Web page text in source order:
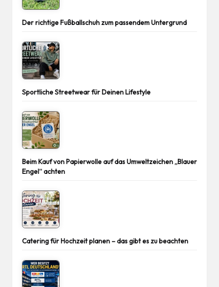
Der richtige Fußballschuh zum passendem Untergrund
Sportliche Streetwear für Deinen Lifestyle
Beim Kauf von Papierwolle auf das Umweltzeichen „Blauer
Engel“ achten
Catering für Hochzeit planen – das gibt es zu beachten